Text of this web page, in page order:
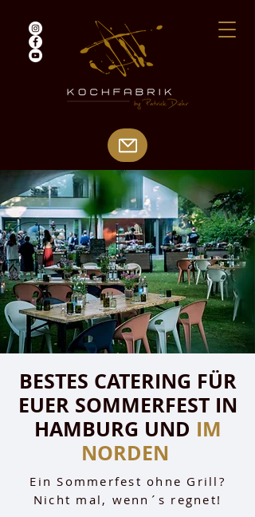
BESTES CATERING FÜR
EUER SOMMERFEST IN
HAMBURG UND IM
NORDEN
Ein Sommerfest ohne Grill?
Nicht mal, wenn´s regnet!